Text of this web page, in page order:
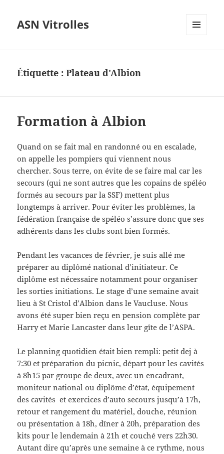
ASN Vitrolles
Étiquette :Plateau d'Albion
Formation à Albion
Quand on se fait mal en randonné ou en escalade,
on appelle les pompiers qui viennent nous
chercher. Sous terre, on évite de se faire mal car les
secours (qui ne sont autres que les copains de spéléo
formés au secours par la SSF) mettent plus
longtemps à arriver. Pour éviter les problèmes, la
fédération française de spéléo s’assure donc que ses
adhérents dans les clubs sont bien formés.
Pendant les vacances de février, je suis allé me
préparer au diplômé national d’initiateur. Ce
diplôme est nécessaire notamment pour organiser
les sorties initiations. Le stage d’une semaine avait
lieu à St Cristol d’Albion dans le Vaucluse. Nous
avons été super bien reçu en pension complète par
Harry et Marie Lancaster dans leur gîte de l’ASPA.
Le planning quotidien était bien rempli: petit dej à
7:30 et préparation du picnic, départ pour les cavités
à 8h15 par groupe de deux, avec un encadrant,
moniteur national ou diplôme d’état, équipement
des cavités et exercices d’auto secours jusqu’à 17h,
retour et rangement du matériel, douche, réunion
ou présentation à 18h, dîner à 20h, préparation des
kits pour le lendemain à 21h et couché vers 22h30.
Autant dire qu’après une semaine à ce rythme, nous